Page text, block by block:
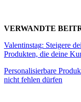
VERWANDTE
Valentinstag: Steigere
Produkten, die deine
Personalisierbare
nicht fehlen dürfen